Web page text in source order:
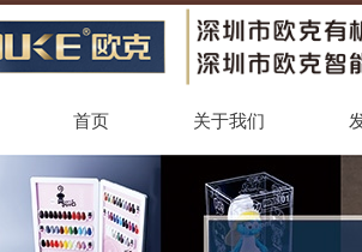
首页 关于我们